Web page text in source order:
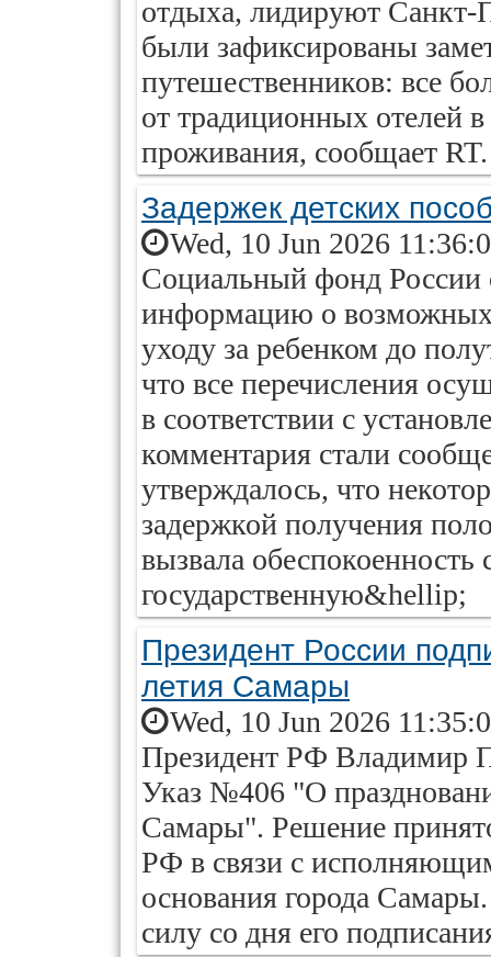
отдыха, лидируют Санкт-
были зафиксированы
путешественников: все
от традиционных отелей
проживания, сообщает RT.
Задержек детских
Wed, 10 Jun 2026
Социальный фонд России
информацию о возможных
уходу за ребенком до
что все перечисления
в соответствии с
комментария стали
утверждалось, что
задержкой получения
вызвала
государственную&hellip;
Президент России
летия Самары
Wed, 10 Jun 2026
Президент РФ Владимир
Указ №406 "О
Самары". Решение
РФ в связи с
основания города
силу со дня его